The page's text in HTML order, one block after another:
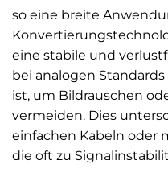
so eine breite
eine stabile und
bei analogen
ist, um Bildrauschen
vermeiden. Dies
einfachen Kabeln oder
die oft zu